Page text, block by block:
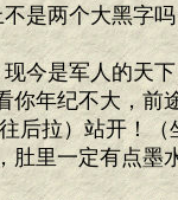
是两个大黑字
今是军人的天
你年纪不大，前
后拉）站开！
肚里一定有点墨